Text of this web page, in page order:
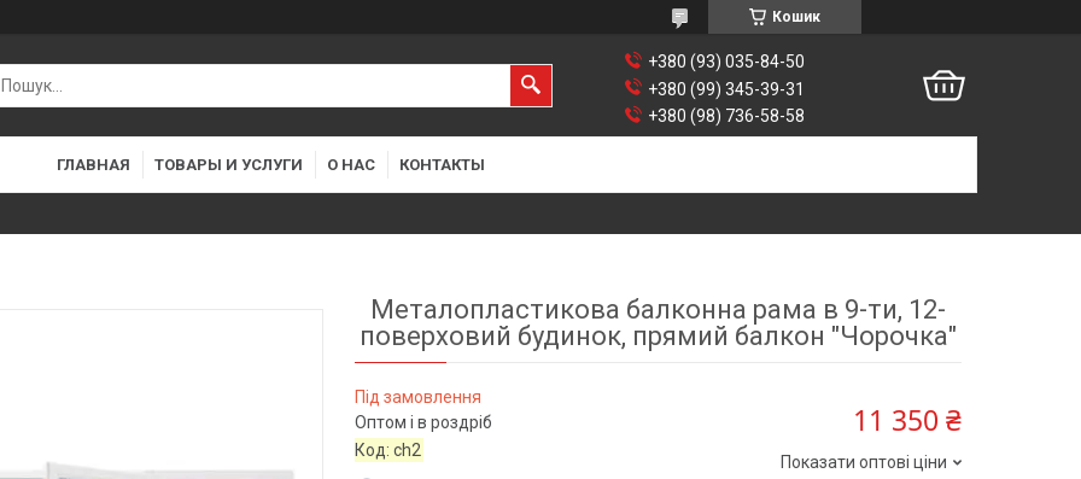
Кошик
+380 (93) 035-84-50
+380 (99) 345-39-31
+380 (98) 736-58-58
ГЛАВНАЯ ТОВАРЫ И УСЛУГИ О НАС КОНТАКТЫ
Металопластикова балконна рама в 9-ти, 12-
поверховий будинок, прямий балкон "Чорочка"
Під замовлення
Оптом і в роздріб
Код:ch2
11 350 ₴
Показати оптові ціни